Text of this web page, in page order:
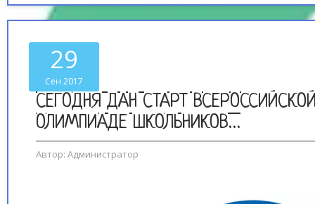
29
Сен 2017
СЕГОДНЯ ДАН СТАРТ
ОЛИМПИАДЕ ШКОЛЬНИКОВ…
Автор: Администратор